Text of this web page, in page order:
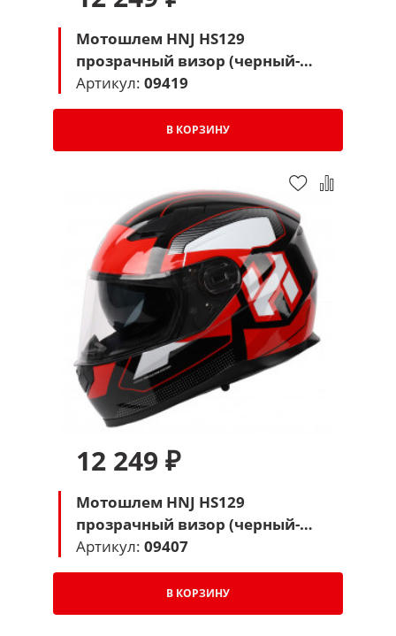
Мотошлем HNJ HS129
прозрачный визор (черный-
красный)
Артикул: 09419
В КОРЗИНУ
12 249 ₽
Мотошлем HNJ HS129
прозрачный визор (черный-
красный-белый)
Артикул: 09407
В КОРЗИНУ